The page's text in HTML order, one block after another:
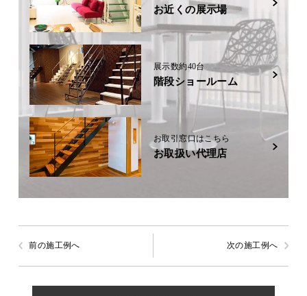
お近くの展示場
展示数約40台
階段ショールーム
お取引窓口はこちら
お取扱い代理店
前の施工例へ 次の施工例へ